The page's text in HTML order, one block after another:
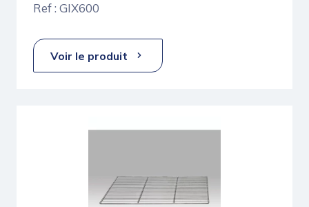
Ref : GIX600
Voir le produit